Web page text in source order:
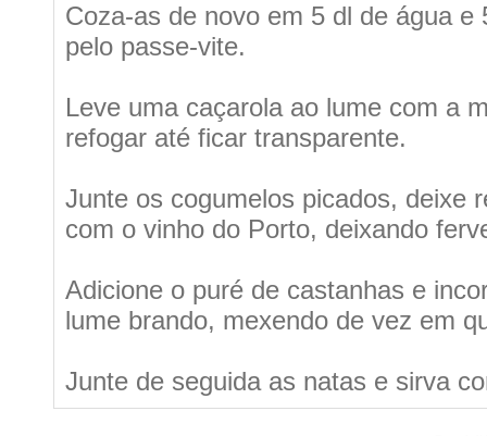
Coza-as de novo em 5 dl de água
pelo passe-vite.
Leve uma caçarola ao lume com a
refogar até ficar transparente.
Junte os cogumelos picados, deixe
com o vinho do Porto, deixando
Adicione o puré de castanhas e
lume brando, mexendo de vez em
Junte de seguida as natas e sirva